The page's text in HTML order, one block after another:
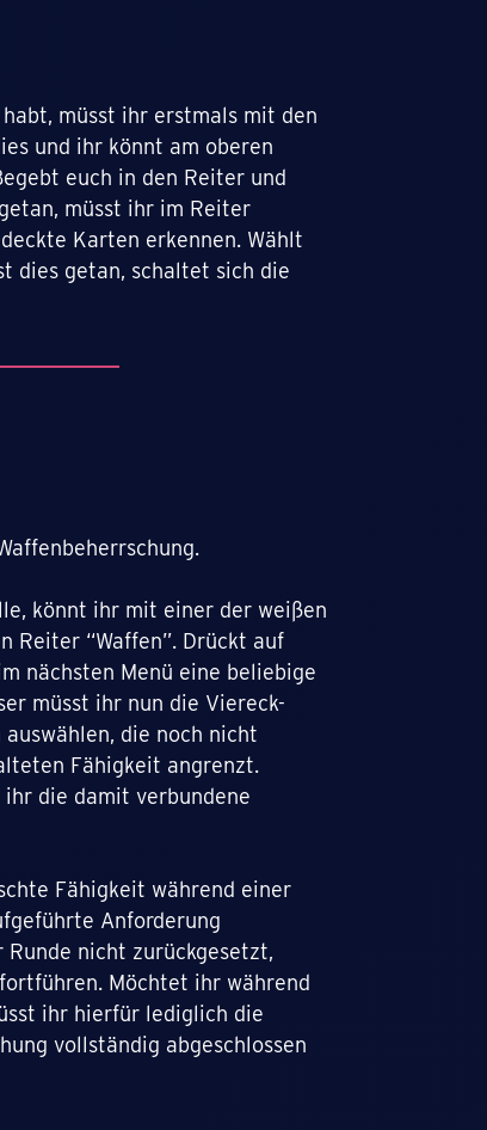
müsst ihr erstmals mit den
und ihr könnt am oberen
euch in den Reiter und
müsst ihr im Reiter
Karten erkennen. Wählt
dies getan, schaltet sich die
könnt ihr mit einer der weißen
Reiter “Waffen”. Drückt auf
nächsten Menü eine beliebige
müsst ihr nun die Viereck-
die noch nicht
Fähigkeit angrenzt.
die damit verbundene
Fähigkeit während einer
Anforderung
nicht zurückgesetzt,
Möchtet ihr während
ihr hierfür lediglich die
vollständig abgeschlossen